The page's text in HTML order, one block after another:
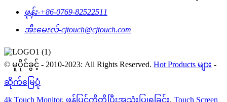
ဖုန်း-+86-0769-82522511
အီးမေးလ်-cjtouch@cjtouch.com
© မူပိုင်ခွင့် - 2010-2023: All Rights Reserved. Hot Products များ -
ဆိုက်မြေပုံ
4k Touch Monitor, ဖန်ပြင်ကိုတို့ပြီးအသုံးပြုရခြင်း, Touch Screen